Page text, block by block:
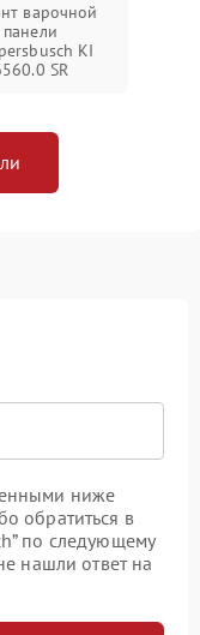
варочной
панели
KI
SR
ниже
обратиться в
по следующему
нашли ответ на